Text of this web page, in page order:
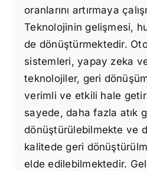
oranlarını artırmaya
Teknolojinin gelişmesi,
de dönüştürmektedir.
sistemleri, yapay zeka
teknolojiler, geri
verimli ve etkili hale
sayede, daha fazla atık
dönüştürülebilmekte ve
kalitede geri
elde edilebilmektedir.